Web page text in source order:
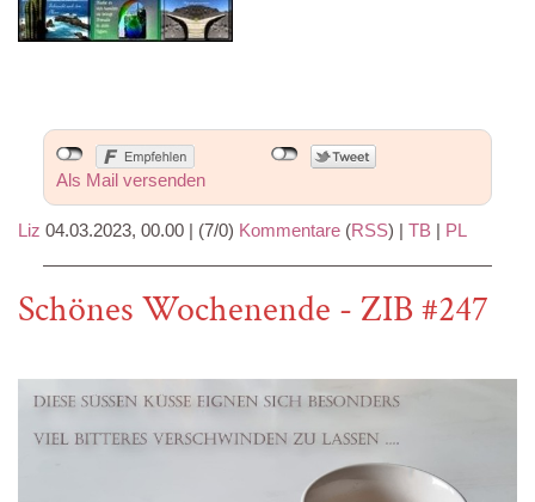
Als Mail versenden
Liz 04.03.2023, 00.00 | (7/0) Kommentare (RSS) | TB | PL
Schönes Wochenende - ZIB #247